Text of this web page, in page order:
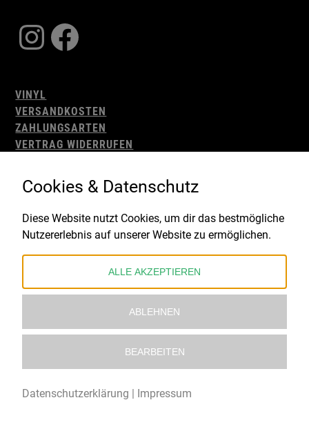
Instagram
Facebook
VINYL
VERSANDKOSTEN
ZAHLUNGSARTEN
VERTRAG WIDERRUFEN
WIDERRUFSBELEHRUNG
IMPRESSUM
Gefördert durch:
Cookies & Datenschutz
Diese Website nutzt Cookies, um dir das bestmögliche
Nutzererlebnis auf unserer Website zu ermöglichen.
ALLE AKZEPTIEREN
ABLEHNEN
BEARBEITEN
Datenschutzerklärung | Impressum